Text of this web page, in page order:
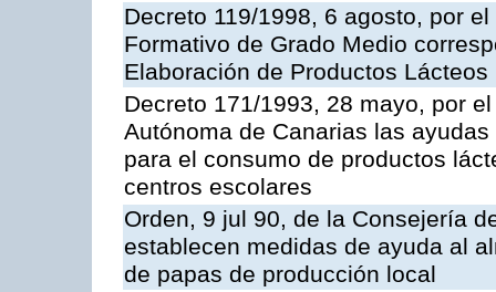
Decreto 119/1998, 6 agosto, por
Formativo de Grado Medio
Elaboración de Productos Lácteos
Decreto 171/1993, 28 mayo, por
Autónoma de Canarias las
para el consumo de productos
centros escolares
Orden, 9 jul 90, de la Consejería
establecen medidas de ayuda al
de papas de producción local